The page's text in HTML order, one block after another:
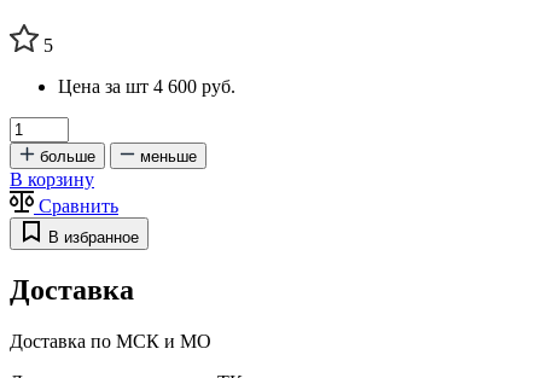
5
Цена за шт 4 600 руб.
больше меньше
В корзину
Сравнить
В избранное
Доставка
Доставка по МСК и МО